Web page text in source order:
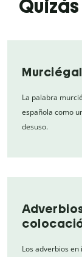
La palabra
española como
desuso.
Los adverbios